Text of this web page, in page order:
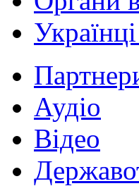
Аудіо
Відео